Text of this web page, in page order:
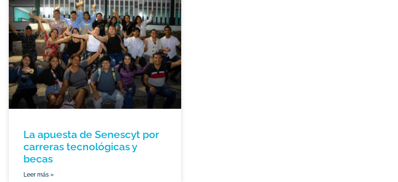
La apuesta de Senescyt por
carreras tecnológicas y
becas
Leer más »